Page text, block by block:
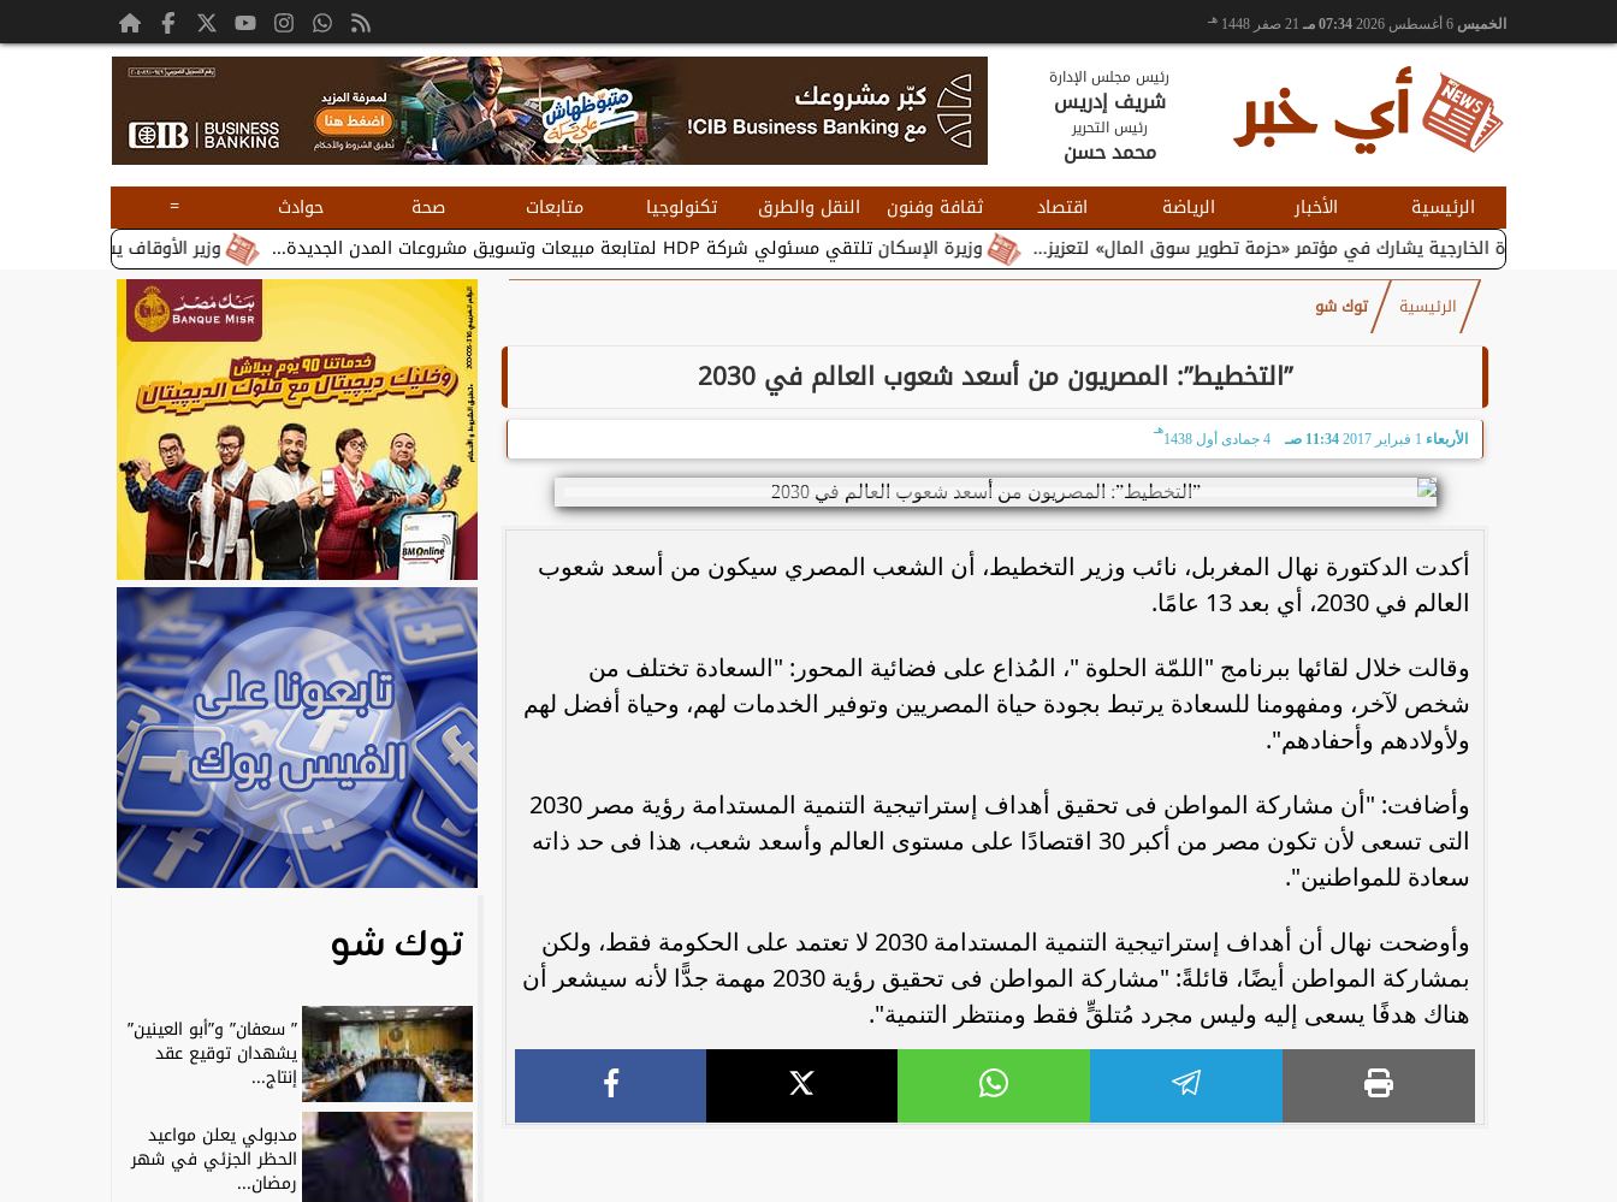
الخميس 07:34 مـ 21 صفر 1448 هـ
رئيس مجلس الإدارة
شريف إدريس
رئيس التحرير
محمد حسن
الرئيسية الأخبار الرياضة اقتصاد ثقافة وفنون النقل والطرق تكنولوجيا متابعات صحة حوادث
=
وزير الأوقاف يستقبل بطريرك
وزيرة الإسكان تلتقي مسئولي شركة HDP لمتابعة مبيعات وتسويق مشروعات المدن الجديدة... والتجارة الخارجية يشارك في مؤتمر «حزمة تطوير سوق المال» لتعزيز...
الرئيسية توك شو
”التخطيط”: المصريون من أسعد شعوب العالم في 2030
الأربعاء 11:34 صـ 4 جمادى أول 1438
هـ
أكدت الدكتورة نهال المغربل، نائب وزير التخطيط، أن الشعب المصري سيكون من أسعد شعوب
العالم في 2030، أي بعد 13 عامًا.
وقالت خلال لقائها ببرنامج "اللمّة الحلوة "، المُذاع على فضائية المحور: "السعادة تختلف من
شخص لآخر، ومفهومنا للسعادة يرتبط بجودة حياة المصريين وتوفير الخدمات لهم، وحياة أفضل لهم
ولأولادهم وأحفادهم".
وأضافت: "أن مشاركة المواطن فى تحقيق أهداف إستراتيجية التنمية المستدامة رؤية مصر 2030
التى تسعى لأن تكون مصر من أكبر 30 اقتصادًا على مستوى العالم وأسعد شعب، هذا فى حد ذاته
سعادة للمواطنين".
وأوضحت نهال أن أهداف إستراتيجية التنمية المستدامة 2030 لا تعتمد على الحكومة فقط، ولكن
بمشاركة المواطن أيضًا، قائلةً: "مشاركة المواطن فى تحقيق رؤية 2030 مهمة جدًّا لأنه سيشعر أن
هناك هدفًا يسعى إليه وليس مجرد مُتلقٍّ فقط ومنتظر التنمية".
توك شو
” سعفان” و”أبو العينين”
يشهدان توقيع عقد
إنتاج...
مدبولي يعلن مواعيد
الحظر الجزئي في شهر
رمضان...